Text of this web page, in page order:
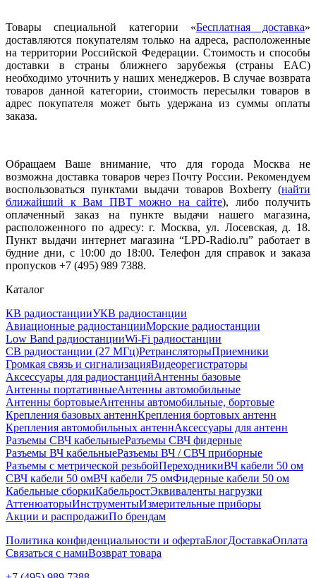
Товары специальной категории «Бесплатная доставка»
доставляются покупателям только на адреса, расположенные
на территории Российской Федерации. Стоимость и способы
доставки в страны ближнего зарубежья (страны EAC)
необходимо уточнить у наших менеджеров. В случае возврата
товаров данной категории, стоимость пересылки товаров в
адрес покупателя может быть удержана из суммы оплаты
заказа.
Обращаем Ваше внимание, что для города Москва не
возможна доставка товаров через Почту России. Рекомендуем
воспользоваться пунктами выдачи товаров Boxberry (найти
ближайший к Вам ПВТ можно на сайте), либо получить
оплаченный заказ на пункте выдачи нашего магазина,
расположенного по адресу: г. Москва, ул. Лосевская, д. 18.
Пункт выдачи интернет магазина “LPD-Radio.ru” работает в
будние дни, с 10:00 до 18:00. Телефон для справок и заказа
пропусков +7 (495) 989 7388.
Каталог
КВ радиостанцииУКВ радиостанции
Авиационные радиостанцииМорские радиостанции
Low Band радиостанцииWi-Fi радиостанции
CB радиостанции (27 МГц)РетрансляторыПриемники
Громкая связь и сигнализацияВидеорегистраторы
Аксессуары для радиостанцийАнтенны базовые
Антенны портативныеАнтенны автомобильные
Антенны бортовыеАнтенны автомобильные, бортовые
Крепления базовых антеннКрепления бортовых антенн
Крепления автомобильных антеннАксессуары для антенн
Разъемы СВЧ кабельныеРазъемы СВЧ фидерные
Разъемы ВЧ кабельныеРазъемы ВЧ / СВЧ приборные
Разъемы с метрической резьбойПереходникиВЧ кабели 50 ом
СВЧ кабели 50 омВЧ кабели 75 омФидерные кабели 50 ом
Кабельные сборкиКабельростЭквиваленты нагрузки
АттенюаторыИнструментыИзмерительные приборы
Акции и распродажиПо брендам
Политика конфиденциальности и офертаБлогДоставкаОплата
Связаться с намиВозврат товара